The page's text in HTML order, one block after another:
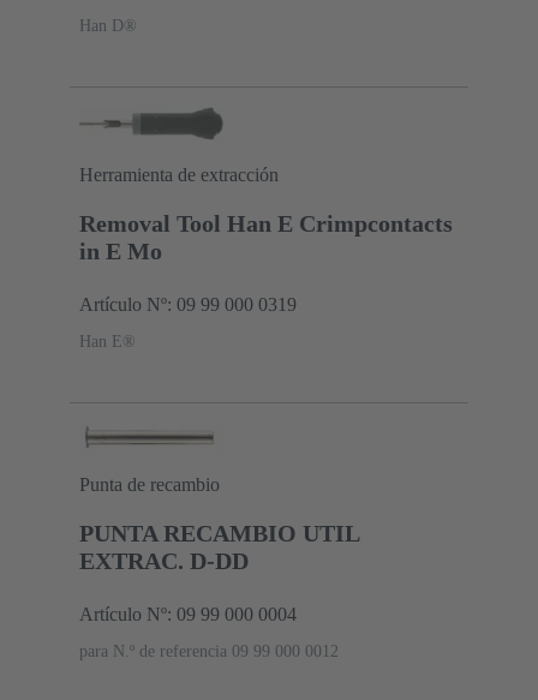
Han D®
Herramienta de extracción
Removal Tool Han E Crimpcontacts
in E Mo
Artículo Nº: 09 99 000 0319
Han E®
Punta de recambio
PUNTA RECAMBIO UTIL
EXTRAC. D-DD
Artículo Nº: 09 99 000 0004
para N.º de referencia 09 99 000 0012